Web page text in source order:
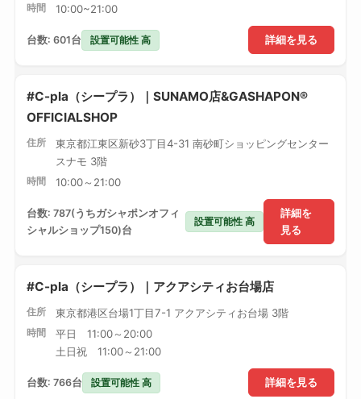
時間 10:00~21:00
詳細を見る
台数: 601台 設置可能性 高
#C-pla（シープラ）｜SUNAMO店&GASHAPON®
OFFICIALSHOP
住所
東京都江東区新砂3丁目4-31 南砂町ショッピングセンター
スナモ 3階
時間 10:00～21:00
詳細を
見る
台数: 787(うちガシャポンオフィ
シャルショップ150)台
設置可能性 高
#C-pla（シープラ）｜アクアシティお台場店
住所 東京都港区台場1丁目7-1 アクアシティお台場 3階
時間
平日 11:00～20:00
土日祝 11:00～21:00
詳細を見る
台数: 766台 設置可能性 高